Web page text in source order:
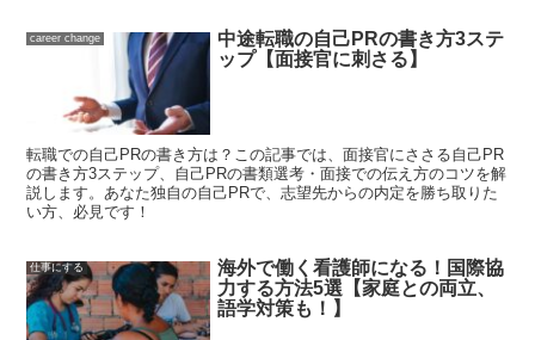
career change
中途転職の自己PRの書き方3ステ
ップ【面接官に刺さる】
転職での自己PRの書き方は？この記事では、面接官にささる自己PR
の書き方3ステップ、自己PRの書類選考・面接での伝え方のコツを解
説します。あなた独自の自己PRで、志望先からの内定を勝ち取りた
い方、必見です！
仕事にする
海外で働く看護師になる！国際協
力する方法5選【家庭との両立、
語学対策も！】